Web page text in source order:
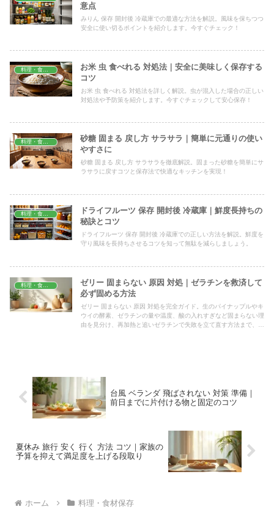
意点
みりん 保存 開封後 冷蔵庫での最適な方法を解説。風味を保ちつつ
安全に使い切るポイントを紹介します。今すぐチェック！
お米 虫 食べれる 対処法｜安全に美味しく保存する
コツ
お米 虫 食べれる 対処法を詳しく解説。虫が混入した場合の正しい
対処法や予防策を紹介します。今すぐチェックして安心保存！
砂糖 固まる 戻し方 サラサラ｜簡単に元通りの使い
やすさに
砂糖 固まる 戻し方 サラサラを徹底解説。固まった砂糖を簡単にサ
ラサラに戻すコツと保存法で快適なキッチンを実現！
ドライフルーツ 保存 開封後 冷蔵庫｜鮮度長持ちの
秘訣とコツ
ドライフルーツ 保存 開封後 冷蔵庫での正しい方法を解説。鮮度を
守り風味を長持ちさせるコツを知って無駄を減らしましょう。
料理・食材保存
ゼリー 固まらない 原因 対処｜ゼラチンを救済して
必ず固める方法
ゼリー 固まらない 原因 対処を完全ガイド。生のパイナップルやキ
ウイの酵素、ゼラチンの量や温度、酸の入れすぎなど固まらない理
由を見分け、再加熱と追いゼラチンで失敗を立て直す方法まで、家
台風 ベランダ 飛ばされない 対策 準備｜
前日までに片付ける物と固定のコツ
夏休み 旅行 安く 行く 方法 コツ｜家族の
予算を抑えて満足度を上げる段取り
ホーム 料理・食材保存